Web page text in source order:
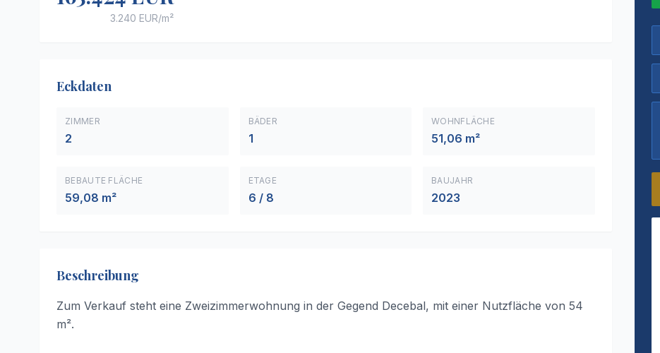
3.240 EUR/m²
Eckdaten
ZIMMER
2
BÄDER
1
WOHNFLÄCHE
51,06 m²
BEBAUTE FLÄCHE
59,08 m²
ETAGE
6 / 8
BAUJAHR
2023
Beschreibung
Zum Verkauf steht eine Zweizimmerwohnung in der Gegend Decebal, mit einer Nutzfläche von 54
m².